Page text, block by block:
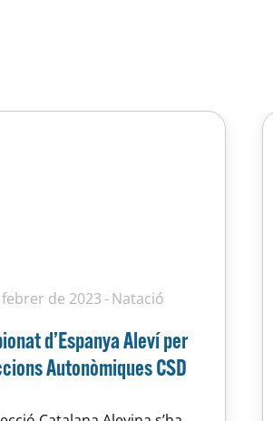
de 2023 Natació
d’Espanya Aleví per
Autonòmiques CSD